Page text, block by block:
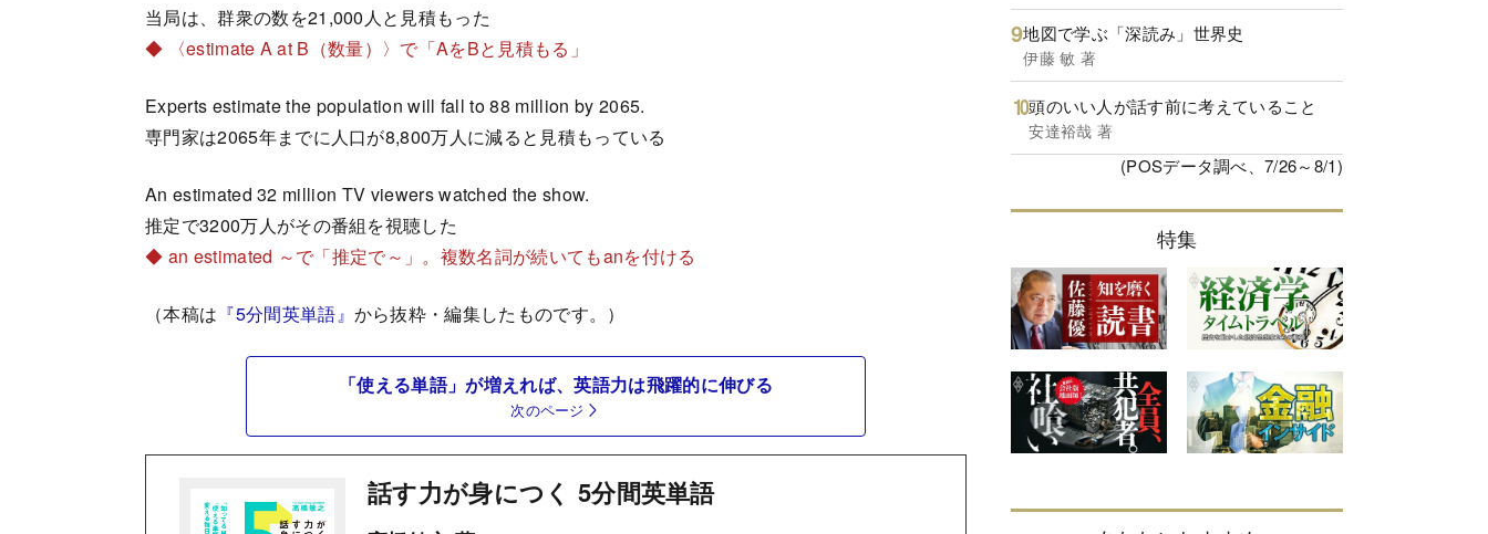
当局は、群衆の数を21,000人と見積もった
◆ 〈estimate A at B（数量）〉で「AをBと見積もる」
Experts estimate the population will fall to 88 million by 2065.
専門家は2065年までに人口が8,800万人に減ると見積もっている
An estimated 32 million TV viewers watched the show.
推定で3200万人がその番組を視聴した
◆ an estimated ～で「推定で～」。複数名詞が続いてもanを付ける
（本稿は 『5分間英単語』 から抜粋・編集したものです。）
「使える単語」が増えれば、英語力は飛躍的に伸びる
次のページ
話す力が身につく 5分間英単語
地図で学ぶ「深読み」世界史
伊藤 敏 著
頭のいい人が話す前に考えていること
安達裕哉 著
(POSデータ調べ、7/26～8/1)
特集